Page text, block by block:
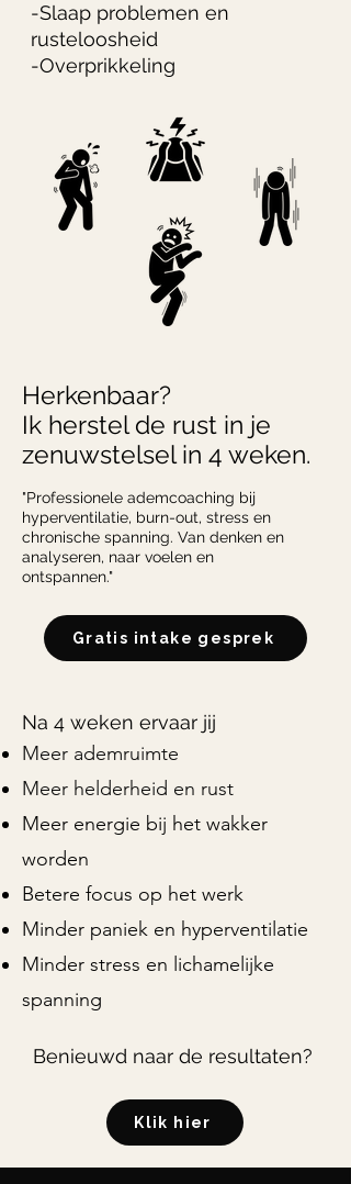
-Slaap problemen en
rusteloosheid
-Overprikkeling
Herkenbaar?
Ik herstel de rust in je
zenuwstelsel in 4 weken.
"Professionele ademcoaching bij
hyperventilatie, burn-out, stress en
chronische spanning. Van denken en
analyseren, naar voelen en
ontspannen."
Gratis intake gesprek
Na 4 weken ervaar jij
Meer ademruimte
Meer helderheid en rust
Meer energie bij het wakker
worden
Betere focus op het werk
Minder paniek en hyperventilatie
Minder stress en lichamelijke
spanning
Benieuwd naar de resultaten?
Klik hier